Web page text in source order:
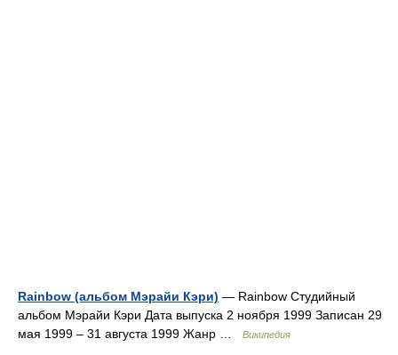
Rainbow (альбом Мэрайи Кэри) — Rainbow Студийный
альбом Мэрайи Кэри Дата выпуска 2 ноября 1999 Записан 29
мая 1999 – 31 августа 1999 Жанр …
Википедия